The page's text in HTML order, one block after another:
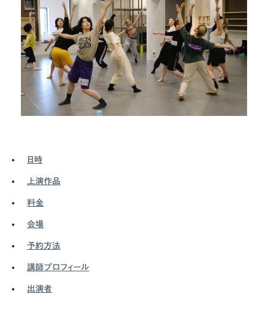
日時
上演作品
料金
会場
予約方法
講師プロフィール
出演者